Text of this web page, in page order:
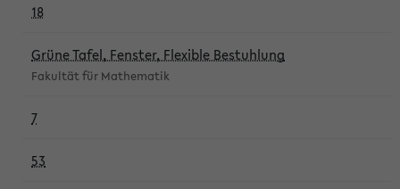
18
Grüne Tafel, Fenster, Flexible Bestuhlung
Fakultät für Mathematik
7
53